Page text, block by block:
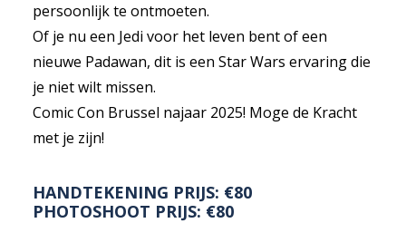
persoonlijk te ontmoeten.
Of je nu een Jedi voor het leven bent of een
nieuwe Padawan, dit is een Star Wars ervaring die
je niet wilt missen.
Comic Con Brussel najaar 2025! Moge de Kracht
met je zijn!
HANDTEKENING PRIJS: €80
PHOTOSHOOT PRIJS: €80